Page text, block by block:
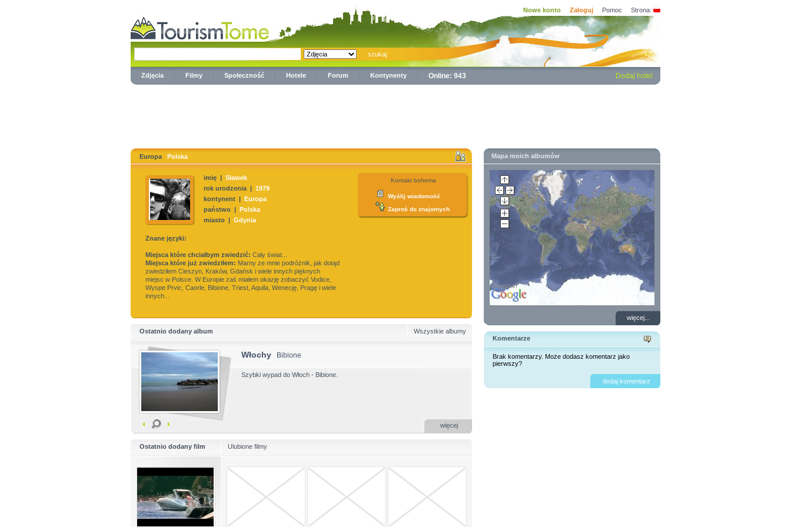
Nowe konto Zaloguj Pomoc Strona:
Zdjęcia Filmy Społeczność Hotele Forum Kontynenty Online: 943 Dodaj hotel
Europa Polska
Kontakt bohema
Wyślij wiadomość
Zaproś do znajomych
imię | Sławek
rok urodzenia | 1979
kontynent | Europa
państwo | Polska
miasto | Gdynia
Znane języki:
Miejsca które chciałbym zwiedzić: Cały świat...
Miejsca które już zwiedziłem: Marny ze mnie podróżnik, jak dotąd
zwiedziłem Cieszyn, Kraków, Gdańsk i wiele innych pięknych
miejsc w Polsce. W Europie zaś miałem okazję zobaczyć Vodice,
Wyspe Prvic, Caorle, Bibione, Triest, Aquila, Wenecję, Pragę i wiele
innych...
Ostatnio dodany album Wszystkie albumy
Włochy Bibione
Szybki wypad do Włoch - Bibione.
więcej
Ostatnio dodany film Ulubione filmy
Mapa moich albumów
więcej...
Komentarze
Brak komentarzy. Może dodasz komentarz jako
pierwszy?
dodaj komentarz